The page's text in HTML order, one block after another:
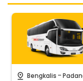
pin_drop Bengkalis -